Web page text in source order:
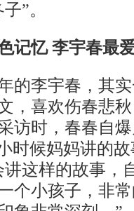
”。
忆 李宇春最爱
李宇春，其实
，喜欢伤春悲
访时，春春自
时候妈妈讲的
这样的故事，
个小孩子，非